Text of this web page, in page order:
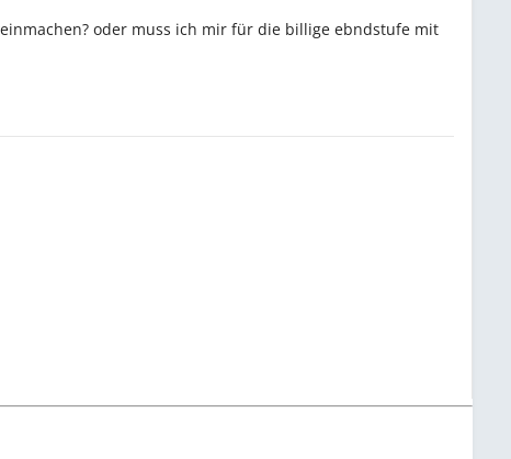
oder muss ich mir für die billige ebndstufe mit